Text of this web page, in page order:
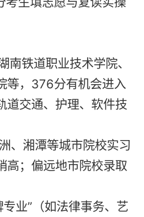
南铁道职业技术学院、
等，376分有机会进入
道交通、护理、软件技
、湘潭等城市院校实习
高；偏远地市院校录取
专业”（如法律事务、艺